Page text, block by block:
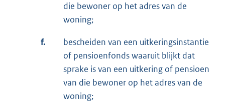
die bewoner op het adres van de
woning;
f.
bescheiden van een uitkeringsinstantie
of pensioenfonds waaruit blijkt dat
sprake is van een uitkering of pensioen
van die bewoner op het adres van de
woning;